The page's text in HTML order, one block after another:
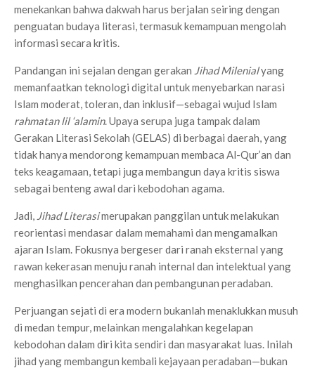
menekankan bahwa dakwah harus berjalan seiring dengan
penguatan budaya literasi, termasuk kemampuan mengolah
informasi secara kritis.
Pandangan ini sejalan dengan gerakan Jihad Milenialyang
memanfaatkan teknologi digital untuk menyebarkan narasi
Islam moderat, toleran, dan inklusif—sebagai wujud Islam
rahmatan lil ‘alamin. Upaya serupa juga tampak dalam
Gerakan Literasi Sekolah (GELAS) di berbagai daerah, yang
tidak hanya mendorong kemampuan membaca Al-Qur’an dan
teks keagamaan, tetapi juga membangun daya kritis siswa
sebagai benteng awal dari kebodohan agama.
Jadi, Jihad Literasimerupakan panggilan untuk melakukan
reorientasi mendasar dalam memahami dan mengamalkan
ajaran Islam. Fokusnya bergeser dari ranah eksternal yang
rawan kekerasan menuju ranah internal dan intelektual yang
menghasilkan pencerahan dan pembangunan peradaban.
Perjuangan sejati di era modern bukanlah menaklukkan musuh
di medan tempur, melainkan mengalahkan kegelapan
kebodohan dalam diri kita sendiri dan masyarakat luas. Inilah
jihad yang membangun kembali kejayaan peradaban—bukan